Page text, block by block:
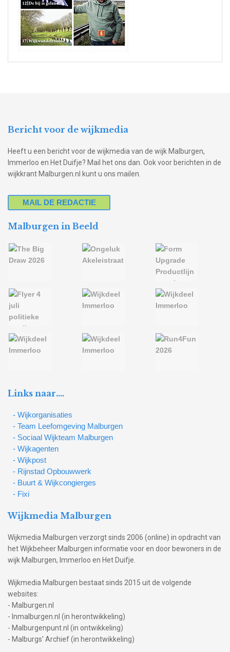
Bericht voor de wijkmedia
Heeft u een bericht voor de wijkmedia van de wijk Malburgen,
Immerloo en Het Duifje? Mail het ons dan. Ook voor berichten in de
wijkkrant Malburgen.nl kunt u ons mailen.
MAIL DE REDACTIE
Malburgen in Beeld
Links naar….
- Wijkorganisaties
- Team Leefomgeving Malburgen
- Sociaal Wijkteam Malburgen
- Wijkagenten
- Wijkpost
- Rijnstad Opbouwwerk
- Buurt & Wijkcongierges
- Fixi
Wijkmedia Malburgen
Wijkmedia Malburgen verzorgt sinds 2006 (online) in opdracht van
het Wijkbeheer Malburgen informatie voor en door bewoners in de
wijk Malburgen, Immerloo en Het Duifje.
Wijkmedia Malburgen bestaat sinds 2015 uit de volgende
websites:
- Malburgen.nl
- Inmalburgen.nl (in herontwikkeling)
- Malburgenpunt.nl (in ontwikkeling)
- Malburgs' Archief (in herontwikkeling)